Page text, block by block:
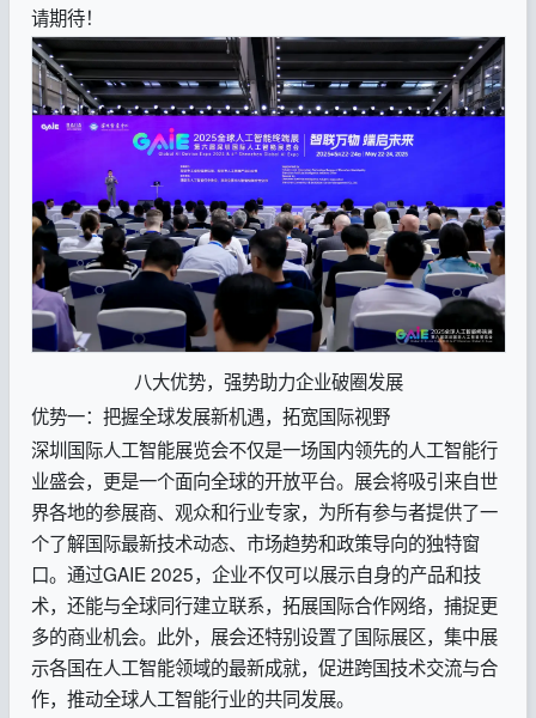
请期待！
八大优势，强势助力企业破圈发展
优势一：把握全球发展新机遇，拓宽国际视野
深圳国际人工智能展览会不仅是一场国内领先的人工智能行
业盛会，更是一个面向全球的开放平台。展会将吸引来自世
界各地的参展商、观众和行业专家，为所有参与者提供了一
个了解国际最新技术动态、市场趋势和政策导向的独特窗
口。通过GAIE 2025，企业不仅可以展示自身的产品和技
术，还能与全球同行建立联系，拓展国际合作网络，捕捉更
多的商业机会。此外，展会还特别设置了国际展区，集中展
示各国在人工智能领域的最新成就，促进跨国技术交流与合
作，推动全球人工智能行业的共同发展。